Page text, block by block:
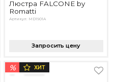
Люстра FALCONE by
Romatti
Артикул: MD1901A
Запросить цену
% ХИТ